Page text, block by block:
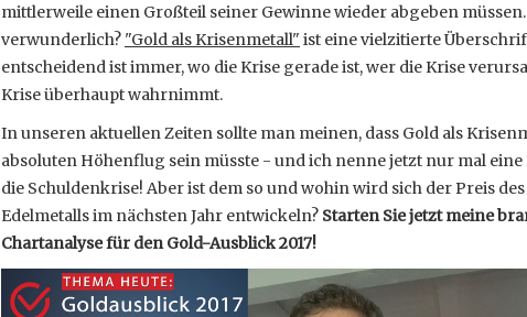
mittlerweile einen Großteil seiner Gewinne wieder abgeben müssen.
verwunderlich? "Gold als Krisenmetall" ist eine vielzitierte
entscheidend ist immer, wo die Krise gerade ist, wer die Krise
Krise überhaupt wahrnimmt.
In unseren aktuellen Zeiten sollte man meinen, dass Gold als
absoluten Höhenflug sein müsste - und ich nenne jetzt nur mal eine
die Schuldenkrise! Aber ist dem so und wohin wird sich der Preis
Edelmetalls im nächsten Jahr entwickeln? Starten Sie jetzt meine
Chartanalyse für den Gold-Ausblick 2017!